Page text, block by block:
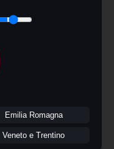
Emilia Romagna
Veneto e Trentino